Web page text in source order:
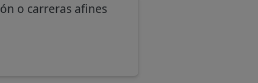
o carreras afines